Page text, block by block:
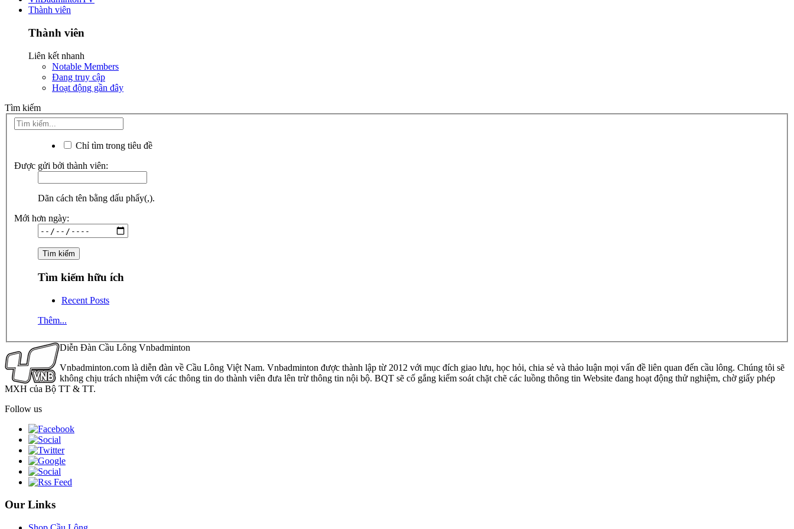
Thành viên
Thành viên
Liên kết nhanh
Notable Members
Đang truy cập
Hoạt động gần đây
Tìm kiếm
Chỉ tìm trong tiêu đề
Được gửi bởi thành viên:
Dãn cách tên bằng dấu phẩy(,).
Mới hơn ngày:
Tìm kiếm hữu ích
Recent Posts
Thêm...
Diễn Đàn Cầu Lông Vnbadminton
Vnbadminton.com là diễn đàn về Cầu Lông Việt Nam. Vnbadminton được thành lập từ 2012 với mục đích giao lưu, học hỏi, chia sẻ và thảo luận mọi vấn đề liên quan đến cầu lông. Chúng tôi sẽ
không chịu trách nhiệm với các thông tin do thành viên đưa lên trừ thông tin nội bộ. BQT sẽ cố gắng kiểm soát chặt chẽ các luồng thông tin Website đang hoạt động thử nghiệm, chờ giấy phép
MXH của Bộ TT & TT.
Follow us
Our Links